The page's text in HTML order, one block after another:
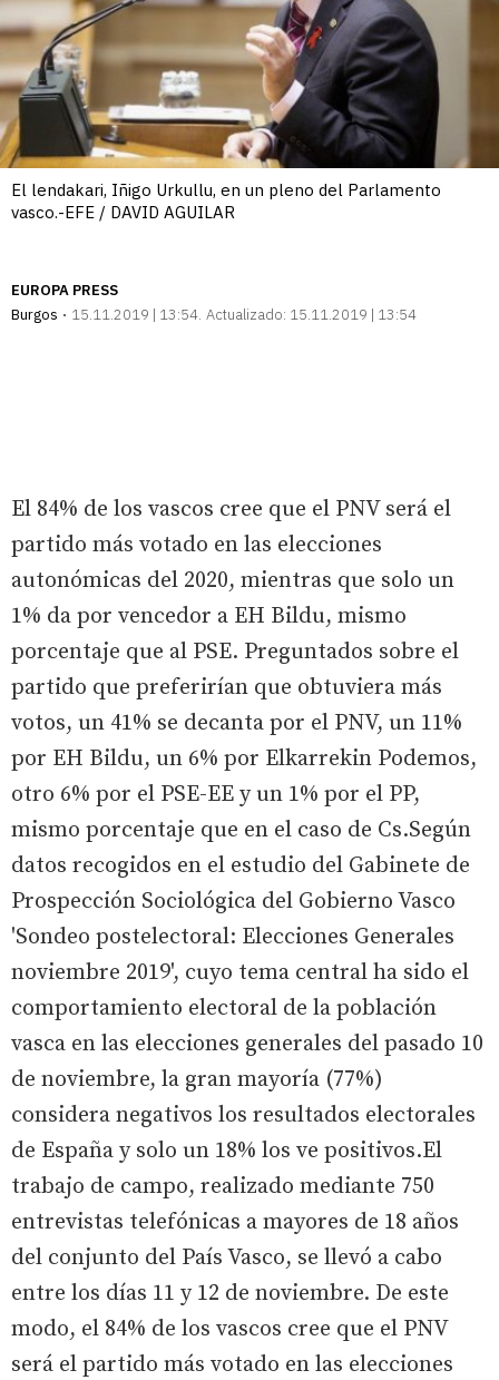
El lendakari, Iñigo Urkullu, en un pleno del Parlamento
vasco.-EFE / DAVID AGUILAR
EUROPA PRESS
Burgos
15.11.2019 | 13:54 Actualizado: 15.11.2019 | 13:54
El 84% de los vascos cree que el PNV será el
partido más votado en las elecciones
autonómicas del 2020, mientras que solo un
1% da por vencedor a EH Bildu, mismo
porcentaje que al PSE. Preguntados sobre el
partido que preferirían que obtuviera más
votos, un 41% se decanta por el PNV, un 11%
por EH Bildu, un 6% por Elkarrekin Podemos,
otro 6% por el PSE-EE y un 1% por el PP,
mismo porcentaje que en el caso de Cs.Según
datos recogidos en el estudio del Gabinete de
Prospección Sociológica del Gobierno Vasco
'Sondeo postelectoral: Elecciones Generales
noviembre 2019', cuyo tema central ha sido el
comportamiento electoral de la población
vasca en las elecciones generales del pasado 10
de noviembre, la gran mayoría (77%)
considera negativos los resultados electorales
de España y solo un 18% los ve positivos.El
trabajo de campo, realizado mediante 750
entrevistas telefónicas a mayores de 18 años
del conjunto del País Vasco, se llevó a cabo
entre los días 11 y 12 de noviembre. De este
modo, el 84% de los vascos cree que el PNV
será el partido más votado en las elecciones